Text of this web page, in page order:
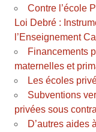
Contre l’école
Loi Debré :
l’Enseignement
Financements
maternelles et
Les écoles
Subventions
privées sous
D’autres aides